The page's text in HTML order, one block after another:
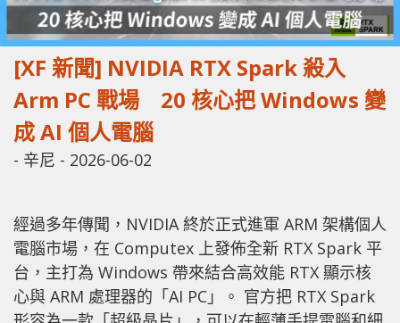
[XF 新聞] NVIDIA RTX Spark 殺入
Arm PC 戰場 20 核心把 Windows 變
成 AI 個人電腦
- 辛尼 - 2026-06-02
經過多年傳聞，NVIDIA 終於正式進軍 ARM 架構個人
電腦市場，在 Computex 上發佈全新 RTX Spark 平
台，主打為 Windows 帶來結合高效能 RTX 顯示核
心與 ARM 處理器的「AI PC」。 官方把 RTX Spark